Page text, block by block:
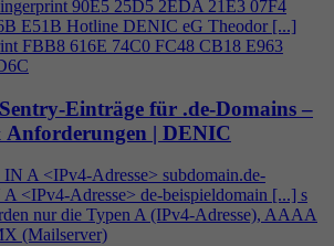
90E5 25D5 2EDA 21E3 07F4
E51B Hotline DENIC eG Theodor [...]
FBB8 616E 74C0 FC48 CB18 E963
Einträge für .de-Domains –
| DENIC
IN A <IPv4-Adresse> subdomain.de-
A <IPv4-Adresse> de-beispieldomain [...] s
nur die Typen A (IPv4-Adresse), AAAA
(Mailserver)